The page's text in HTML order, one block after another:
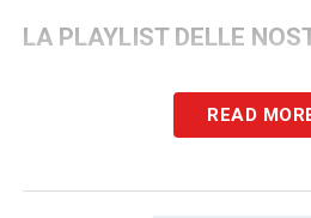
LA PLAYLIST DELLE
READ